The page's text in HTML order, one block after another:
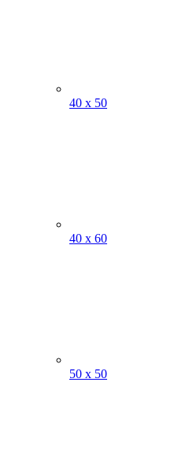
40 x 50
40 x 60
50 x 50